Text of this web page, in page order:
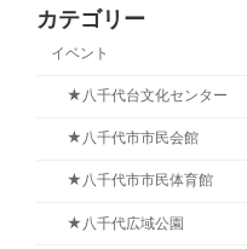
カテゴリー
イベント
★八千代台文化センター
★八千代市市民会館
★八千代市市民体育館
★八千代広域公園